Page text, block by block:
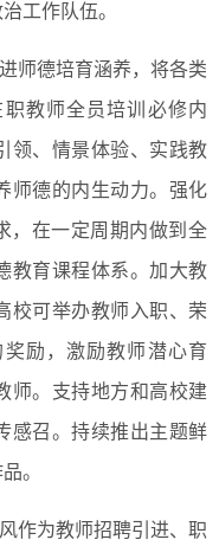
工作队伍。
师德培育涵养，将各类
教师全员培训必修内
领、情景体验、实践教
师德的内生动力。强化
，在一定周期内做到全
教育课程体系。加大教
校可举办教师入职、荣
励，激励教师潜心育
师。支持地方和高校建
感召。持续推出主题鲜
。
作为教师招聘引进、职